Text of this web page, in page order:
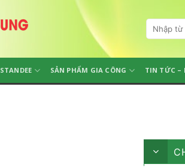
Tìm
kiếm:
STANDEE SẢN PHẨM GIA CÔNG TIN TỨC –